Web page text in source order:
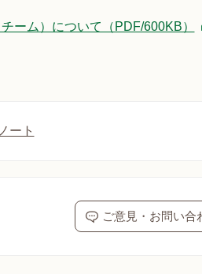
ーム）について（PDF/600KB）
ート
ご意見・お問い合